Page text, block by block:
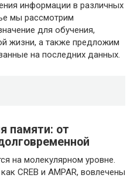
информации в различных
мы рассмотрим
для обучения,
жизни, а также предложим
на последних данных.
памяти: от
на молекулярном уровне.
CREB и AMPAR, вовлечены